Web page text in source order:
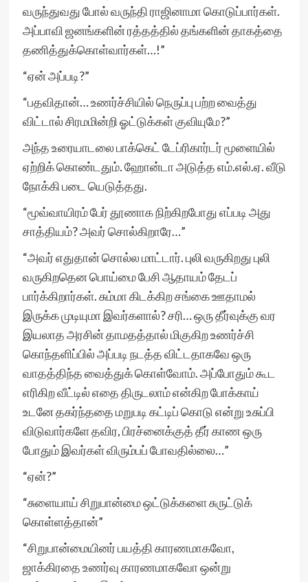
வருந்துவது போல் வருந்தி ராஜினாமா கொடுப்பார்கள்.
அப்பாவி ஜனங்களின் ரத்தத்தில் தங்களின் தாகத்தை
தணித்துக்கொள்வார்கள்…!”
“ஏன் அப்படி?”
“பதவிதான்… உணர்ச்சியில் நெருப்பு பற்ற வைத்து
விட்டால் சிரமமின்றி ஓட்டுக்கள் குவியுமே?”
அந்த உரையாடலை பாக்கெட் டேப்ரிகார்டர் மூளையில்
ஏற்றிக் கொண்டதும். ஹோன்டா அடுத்த எம்.எல்.ஏ. வீடு
நோக்கி படை யெடுத்தது.
“மூவ்வாயிரம் பேர் தூணாக நிற்கிறபோது எப்படி அது
சாத்தியம்? அவர் சொல்கிறாரே…”
“அவர் எதுதான் சொல்ல மாட்டார். புலி வருகிறது புலி
வருகிறதென பொய்மை பேசி ஆதாயம் தேடப்
பார்க்கிறார்கள். சும்மா கிடக்கிற சங்கை ஊதாமல்
இருக்க முடியுமா இவர்களால்? சரி… ஒரு தீர்வுக்கு வர
இயலாத அரசின் தாமதத்தால் மிகுகிற உணர்ச்சி
கொந்தளிப்பில் அப்படி நடத்த விட்டதாகவே ஒரு
வாதத்திந்த வைத்துக் கொள்வோம். அப்போதும் கூட
எரிகிற வீட்டில் எதை திருடலாம் என்கிற போக்காய்
உடனே தகர்ந்ததை மறுபடி கட்டிப் கொடு என்று உசுப்பி
விடுவார்களே தவிர, பிரச்னைக்குத் தீர் காண ஒரு
போதும் இவர்கள் விரும்பப் போவதில்லை…”
“ஏன்?”
“சுளையாய் சிறுபான்மை ஒட்டுக்களை சுருட்டுக்
கொள்ளத்தான்”
“சிறுபான்மையினர் பயத்தி காரணமாகவோ,
ஜாக்கிரதை உணர்வு காரணமாகவோ ஒன்று